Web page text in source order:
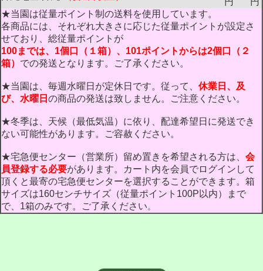
★当園は従量ポイント制の送料を使用しています。
各商品には、それぞれ大きさに応じた従量ポイントが設定さ
せており、総従量ポイントが
100までは、1個口（１箱）、101ポイントからは2個口（２
箱） での発送となります。ご了承ください。
★当園は、毎週水曜日が定休日です。従って、 休業日、及
び、水曜日 の商品の発送は致しません。ご注意ください。
★冬季は、天候（最低気温）に依り、配達希望日に発送でき
ない可能性があります。ご容赦ください。
★宅急便センター（営業所）留め置きを希望される方は、 会
員登録する必要があります。カート内を会員でログインして
頂くと最寄の宅急便センターを選択することができます。箱
サイズは160センチサイズ（従量ポイント100P以内）まで
で、1箱のみです。ご了承ください。